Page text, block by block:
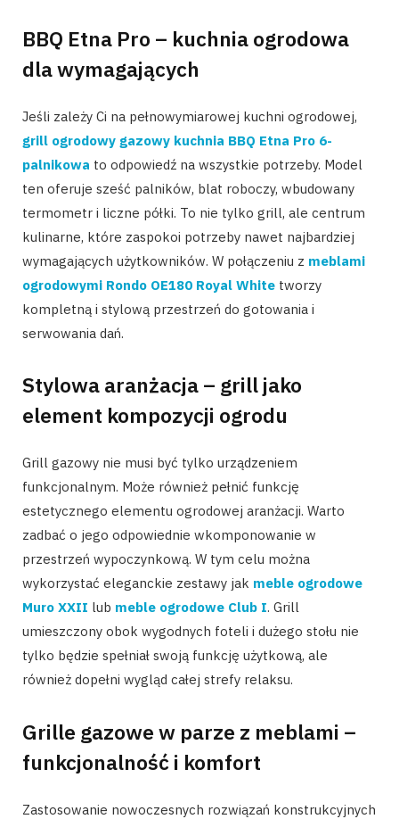
BBQ Etna Pro – kuchnia ogrodowa
dla wymagających
Jeśli zależy Ci na pełnowymiarowej kuchni ogrodowej,
grill ogrodowy gazowy kuchnia BBQ Etna Pro 6-
palnikowa to odpowiedź na wszystkie potrzeby. Model
ten oferuje sześć palników, blat roboczy, wbudowany
termometr i liczne półki. To nie tylko grill, ale centrum
kulinarne, które zaspokoi potrzeby nawet najbardziej
wymagających użytkowników. W połączeniu z meblami
ogrodowymi Rondo OE180 Royal White tworzy
kompletną i stylową przestrzeń do gotowania i
serwowania dań.
Stylowa aranżacja – grill jako
element kompozycji ogrodu
Grill gazowy nie musi być tylko urządzeniem
funkcjonalnym. Może również pełnić funkcję
estetycznego elementu ogrodowej aranżacji. Warto
zadbać o jego odpowiednie wkomponowanie w
przestrzeń wypoczynkową. W tym celu można
wykorzystać eleganckie zestawy jak meble ogrodowe
Muro XXII lub meble ogrodowe Club I. Grill
umieszczony obok wygodnych foteli i dużego stołu nie
tylko będzie spełniał swoją funkcję użytkową, ale
również dopełni wygląd całej strefy relaksu.
Grille gazowe w parze z meblami –
funkcjonalność i komfort
Zastosowanie nowoczesnych rozwiązań konstrukcyjnych